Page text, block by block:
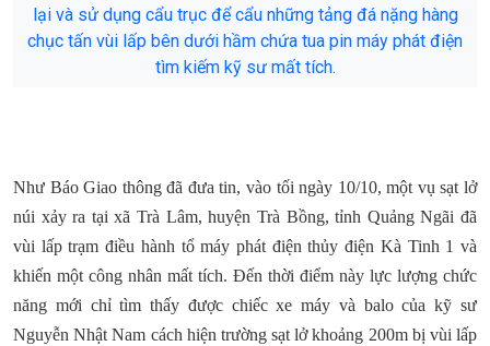
lại và sử dụng cẩu trục để cẩu những tảng đá nặng hàng
chục tấn vùi lấp bên dưới hầm chứa tua pin máy phát điện
tìm kiếm kỹ sư mất tích.
Như Báo Giao thông đã đưa tin, vào tối ngày 10/10, một vụ sạt lở
núi xảy ra tại xã Trà Lâm, huyện Trà Bồng, tỉnh Quảng Ngãi đã
vùi lấp trạm điều hành tổ máy phát điện thủy điện Kà Tinh 1 và
khiến một công nhân mất tích. Đến thời điểm này lực lượng chức
năng mới chỉ tìm thấy được chiếc xe máy và balo của kỹ sư
Nguyễn Nhật Nam cách hiện trường sạt lở khoảng 200m bị vùi lấp